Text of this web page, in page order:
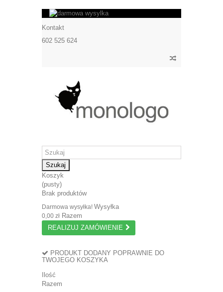
Kontakt
602 525 624
Szukaj
Koszyk
(pusty)
Brak produktów
Darmowa wysyłka! Wysyłka
0,00 zł Razem
REALIZUJ ZAMÓWIENIE
PRODUKT DODANY POPRAWNIE DO
TWOJEGO KOSZYKA
Ilość
Razem